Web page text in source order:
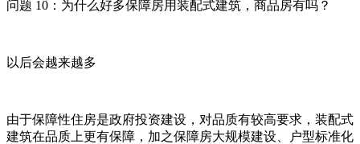
问题 10：为什么好多保障房用装配式建筑，商品房有吗？
以后会越来越多
由于保障性住房是政府投资建设，对品质有较高要求，装配式
建筑在品质上更有保障，加之保障房大规模建设、户型标准化